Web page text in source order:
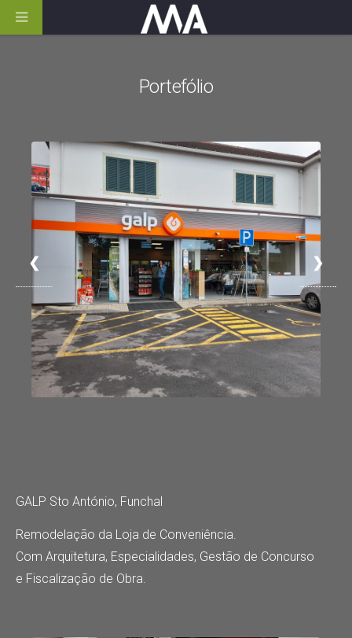
Portefólio
❮ ❯
GALP Sto António, Funchal
Remodelação da Loja de Conveniência.
Com Arquitetura, Especialidades, Gestão de Concurso
e Fiscalização de Obra.